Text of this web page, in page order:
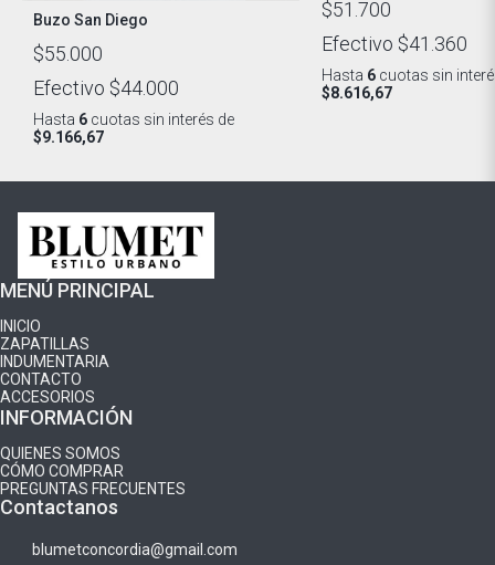
Buzo San Diego
$55.000
Efectivo $44.000
Hasta 6 cuotas sin interés de
$9.166,67
$51.700
Efectivo $41.360
Hasta 6 cuotas sin
$8.616,67
MENÚ PRINCIPAL
INICIO
ZAPATILLAS
INDUMENTARIA
CONTACTO
ACCESORIOS
INFORMACIÓN
QUIENES SOMOS
CÓMO COMPRAR
PREGUNTAS FRECUENTES
Contactanos
blumetconcordia@gmail.com